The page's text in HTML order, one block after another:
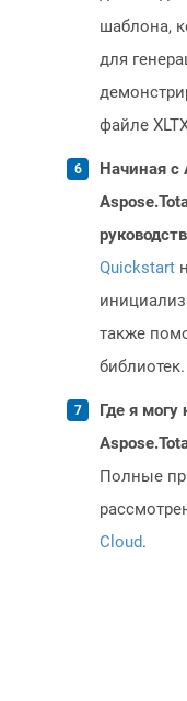
шаблона,
для
файле
Начиная с
Quickstart
также
библиотек.
Где я
Полные
Cloud.